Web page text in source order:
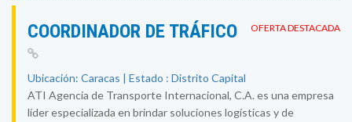
OFERTA DESTACADA
COORDINADOR DE TRÁFICO
Ubicación: Caracas | Estado : Distrito Capital
ATI Agencia de Transporte Internacional, C.A. es una empresa
líder especializada en brindar soluciones logísticas y de